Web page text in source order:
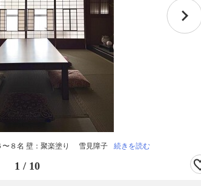
〜８名 壁：聚楽塗り 雪見障子 続きを読む
1 / 10